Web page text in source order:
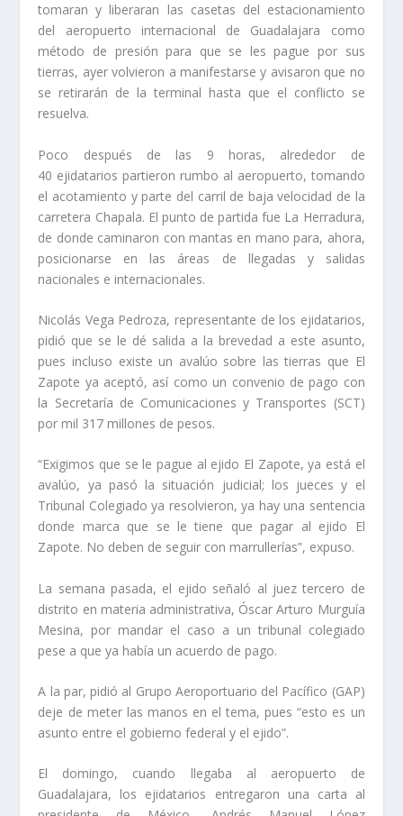
tomaran y liberaran las casetas del estacionamiento
del aeropuerto internacional de Guadalajara como
método de presión para que se les pague por sus
tierras, ayer volvieron a manifestarse y avisaron que no
se retirarán de la terminal hasta que el conflicto se
resuelva.
Poco después de las 9 horas, alrededor de
40 ejidatarios partieron rumbo al aeropuerto, tomando
el acotamiento y parte del carril de baja velocidad de la
carretera Chapala. El punto de partida fue La Herradura,
de donde caminaron con mantas en mano para, ahora,
posicionarse en las áreas de llegadas y salidas
nacionales e internacionales.
Nicolás Vega Pedroza, representante de los ejidatarios,
pidió que se le dé salida a la brevedad a este asunto,
pues incluso existe un avalúo sobre las tierras que El
Zapote ya aceptó, así como un convenio de pago con
la Secretaría de Comunicaciones y Transportes (SCT)
por mil 317 millones de pesos.
“Exigimos que se le pague al ejido El Zapote, ya está el
avalúo, ya pasó la situación judicial; los jueces y el
Tribunal Colegiado ya resolvieron, ya hay una sentencia
donde marca que se le tiene que pagar al ejido El
Zapote. No deben de seguir con marrullerías”, expuso.
La semana pasada, el ejido señaló al juez tercero de
distrito en materia administrativa, Óscar Arturo Murguía
Mesina, por mandar el caso a un tribunal colegiado
pese a que ya había un acuerdo de pago.
A la par, pidió al Grupo Aeroportuario del Pacífico (GAP)
deje de meter las manos en el tema, pues “esto es un
asunto entre el gobierno federal y el ejido”.
El domingo, cuando llegaba al aeropuerto de
Guadalajara, los ejidatarios entregaron una carta al